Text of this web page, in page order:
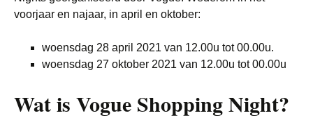
voorjaar en najaar, in april en oktober:
woensdag 28 april 2021 van 12.00u tot 00.00u.
woensdag 27 oktober 2021 van 12.00u tot 00.00u
Wat is Vogue Shopping Night?